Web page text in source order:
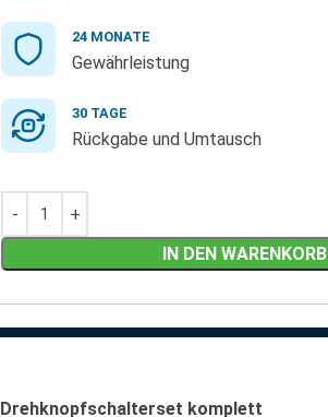
24 MONATE
Gewährleistung
30 TAGE
Rückgabe und Umtausch
IN DEN WARENKORB
Drehknopfschalterset komplett